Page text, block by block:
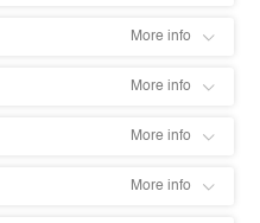
More info
More info
More info
More info